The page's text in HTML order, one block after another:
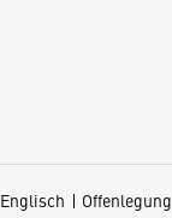
Englisch Offenlegung